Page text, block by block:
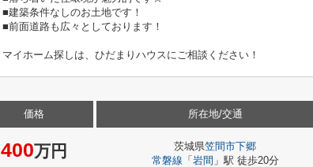
■建築条件なしのお土地です！
■前面道路も広々としております！
マイホーム探しは、ひだまりハウスにご相談ください！
価格
400万円
所在地/交通
茨城県笠間市下郷
常磐線 「 岩間 」駅 徒歩20分